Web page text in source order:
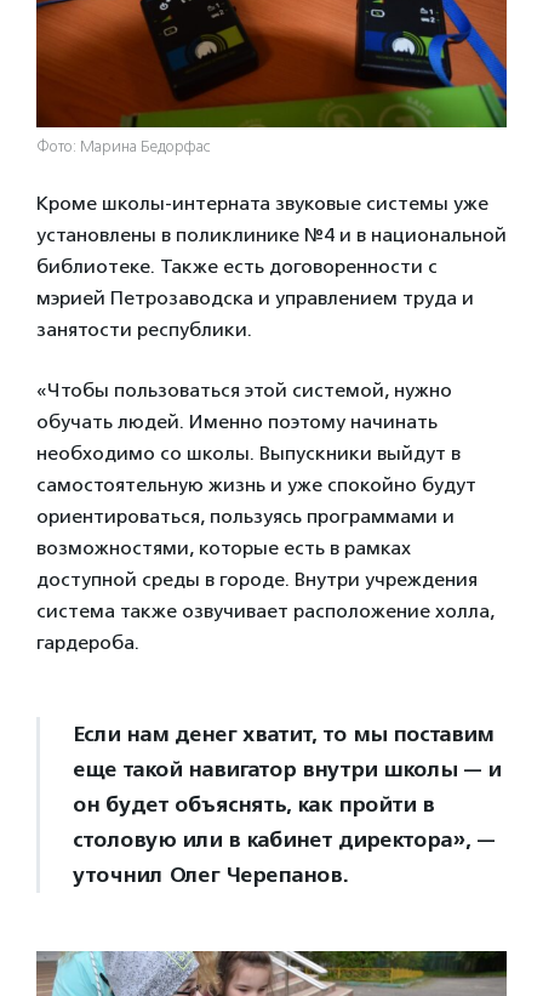
Фото: Марина Бедорфас
Кроме школы-интерната звуковые системы уже
установлены в поликлинике №4 и в национальной
библиотеке. Также есть договоренности с
мэрией Петрозаводска и управлением труда и
занятости республики.
«Чтобы пользоваться этой системой, нужно
обучать людей. Именно поэтому начинать
необходимо со школы. Выпускники выйдут в
самостоятельную жизнь и уже спокойно будут
ориентироваться, пользуясь программами и
возможностями, которые есть в рамках
доступной среды в городе. Внутри учреждения
система также озвучивает расположение холла,
гардероба.
Если нам денег хватит, то мы поставим
еще такой навигатор внутри школы — и
он будет объяснять, как пройти в
столовую или в кабинет директора», —
уточнил Олег Черепанов.